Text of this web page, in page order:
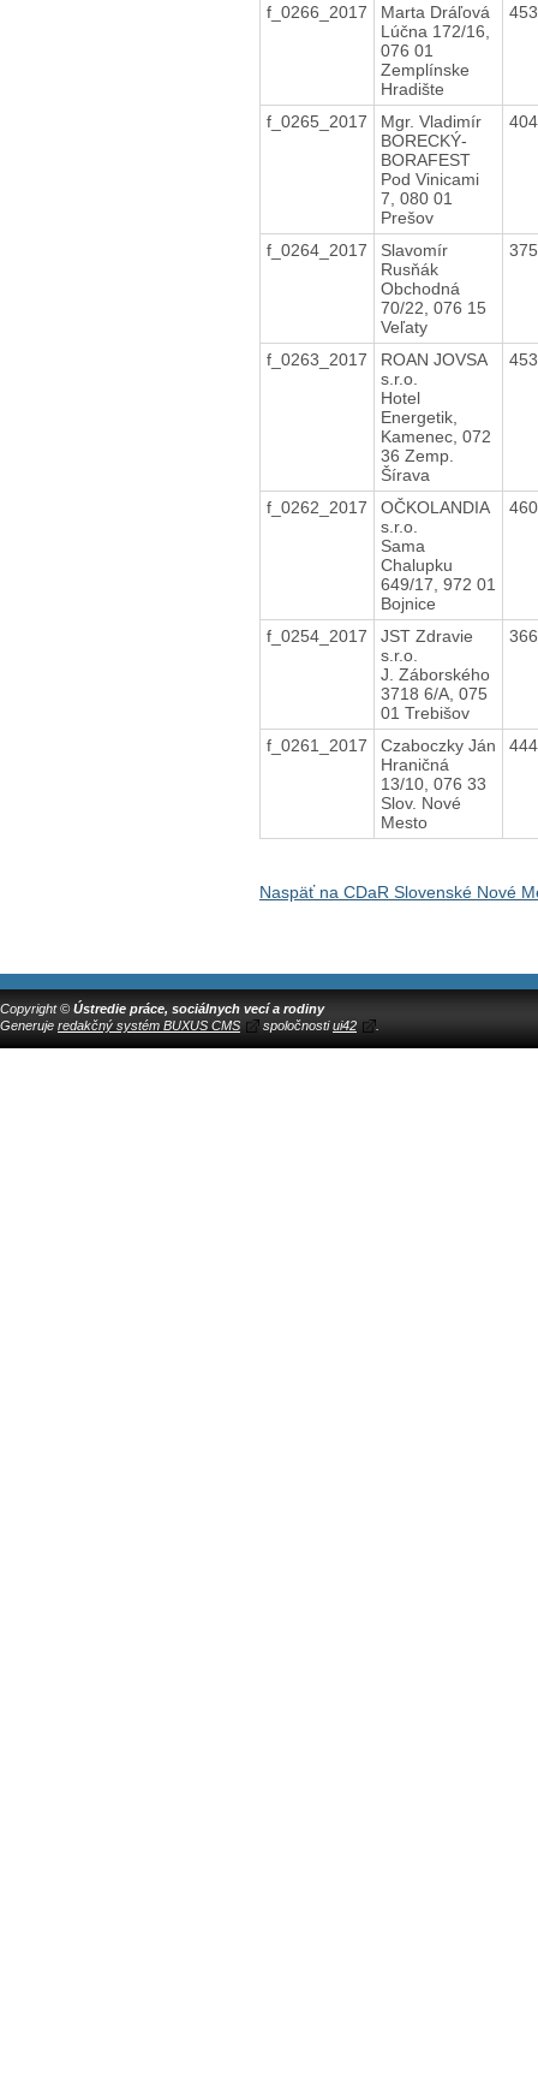
f_0266_2017
Marta Dráľová
Lúčna 172/16,
076 01
Zemplínske
Hradište
f_0265_2017
Mgr. Vladimír
BORECKÝ-
BORAFEST
Pod Vinicami
7, 080 01
Prešov
f_0264_2017
Slavomír
Rusňák
Obchodná
70/22, 076 15
Veľaty
f_0263_2017
ROAN JOVSA
s.r.o.
Hotel
Energetik,
Kamenec, 072
36 Zemp.
Šírava
f_0262_2017
OČKOLANDIA
s.r.o.
Sama
Chalupku
649/17, 972 01
Bojnice
f_0254_2017
JST Zdravie
s.r.o.
J. Záborského
3718 6/A, 075
01 Trebišov
f_0261_2017
Czaboczky Ján
Hraničná
13/10, 076 33
Slov. Nové
Mesto
Naspäť na CDaR Slovenské Nové
Copyright © Ústredie práce, sociálnych vecí a rodiny
Generuje redakčný systém BUXUS CMS spoločnostiui42